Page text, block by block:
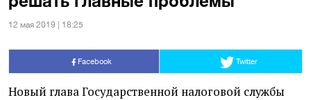
12 мая 2019 | 18:25
Facebook Twitter
Новый глава Государственной налоговой службы